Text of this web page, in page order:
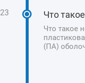
Что
Что такое
(ПА)